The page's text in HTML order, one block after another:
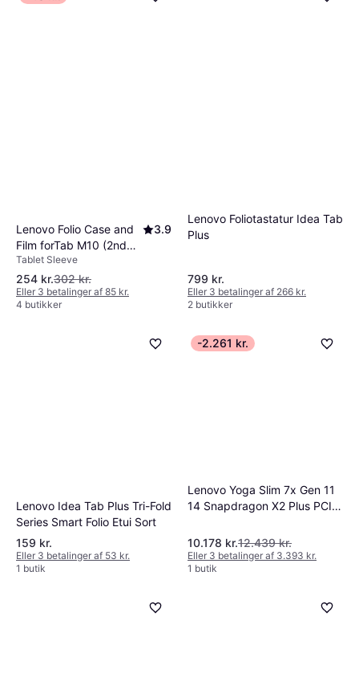
Lenovo Folio Case and
Film forTab M10 (2nd
Generation)
3.9
Tablet Sleeve
254 kr.302 kr.
Eller 3 betalinger af 85 kr.
4 butikker
Lenovo Foliotastatur Idea Tab
Plus
799 kr.
Eller 3 betalinger af 266 kr.
2 butikker
Lenovo Idea Tab Plus Tri-Fold
Series Smart Folio Etui Sort
159 kr.
Eller 3 betalinger af 53 kr.
1 butik
-2.261 kr.
Lenovo Yoga Slim 7x Gen 11
14 Snapdragon X2 Plus PCIe
10.178 kr.12.439 kr.
Eller 3 betalinger af 3.393 kr.
1 butik